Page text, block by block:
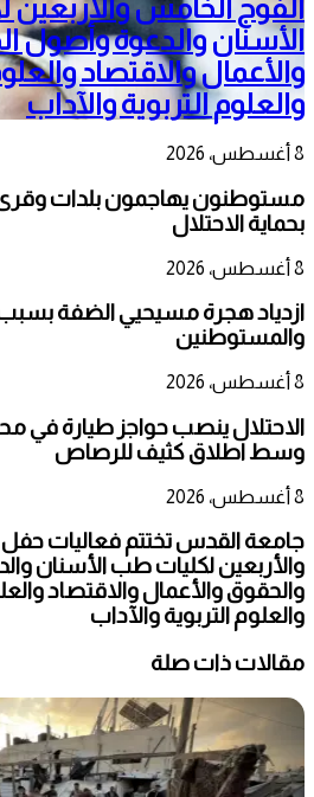
الفوج الخامس
الأسنان والدعوة وأصول
والأعمال والاقتصاد
والعلوم التربوية والآداب
8 أغسطس، 2026
مستوطنون يهاجمون بلدات وقرى
بحماية الاحتلال
8 أغسطس، 2026
ازدياد هجرة مسيحيي الضفة بسبب
والمستوطنين
8 أغسطس، 2026
الاحتلال ينصب حواجز طيارة في
وسط اطلاق كثيف للرصاص
8 أغسطس، 2026
جامعة القدس تختتم فعاليات
والأربعين لكليات طب الأسنان
والحقوق والأعمال والاقتصاد
والعلوم التربوية والآداب
مقالات ذات صلة